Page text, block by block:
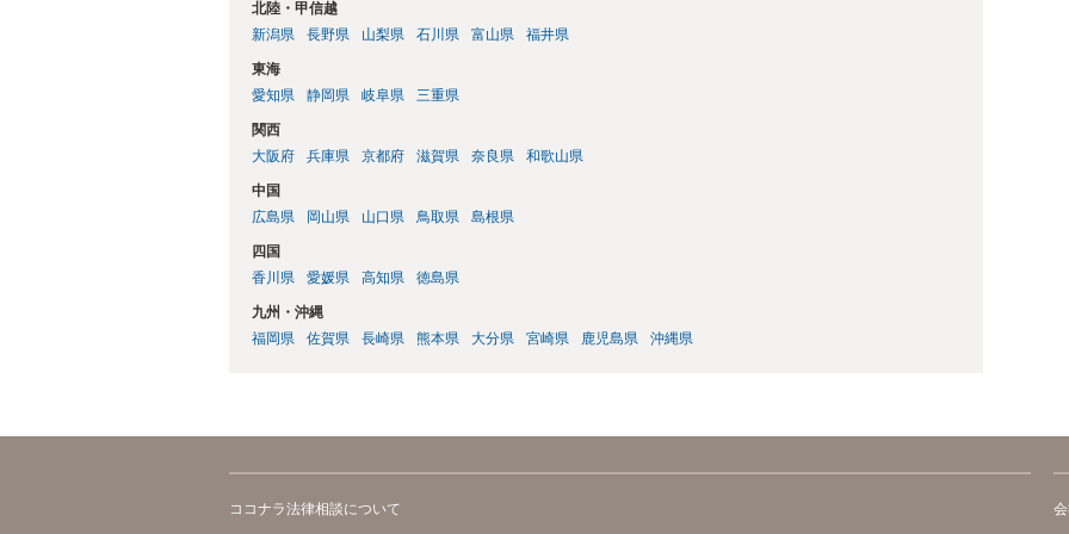
北陸・甲信越
新潟県
長野県 山梨県 石川県 富山県 福井県
東海
愛知県
静岡県 岐阜県 三重県
関西
大阪府
兵庫県 京都府 滋賀県 奈良県 和歌山県
中国
広島県
岡山県 山口県 鳥取県 島根県
四国
香川県
愛媛県 高知県 徳島県
九州・沖縄
福岡県
佐賀県 長崎県 熊本県 大分県 宮崎県 鹿児島県 沖縄県
ココナラ法律相談について